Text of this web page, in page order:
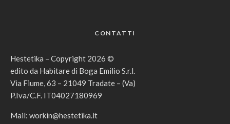
CONTATTI
Hestetika – Copyright 2026 ©
edito da Habitare di Boga Emilio S.r.l.
Via Fiume, 63 – 21049 Tradate – (Va)
P.Iva/C.F. IT04027180969
Mail: workin@hestetika.it